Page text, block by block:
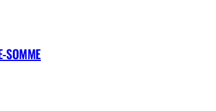
SOMME